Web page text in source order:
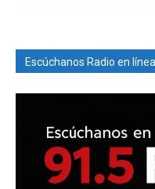
Escúchanos Radio en línea